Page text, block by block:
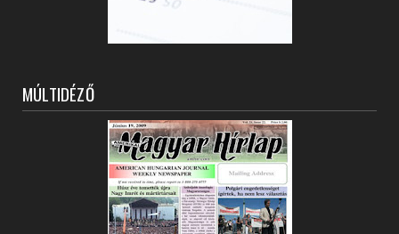
MÚLTIDÉZŐ